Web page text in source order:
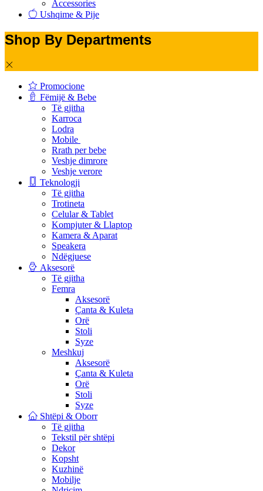
Accessories
Ushqime & Pije
Shop By Departments
Promocione
Fëmijë & Bebe
Të gjitha
Karroca
Lodra
Mobile
Rrath per bebe
Veshje dimrore
Veshje verore
Teknologji
Të gjitha
Trotineta
Celular & Tablet
Kompjuter & Llaptop
Kamera & Aparat
Speakera
Ndëgjuese
Aksesorë
Të gjitha
Femra
Aksesorë
Çanta & Kuleta
Orë
Stoli
Syze
Meshkuj
Aksesorë
Çanta & Kuleta
Orë
Stoli
Syze
Shtëpi & Oborr
Të gjitha
Tekstil për shtëpi
Dekor
Kopsht
Kuzhinë
Mobilje